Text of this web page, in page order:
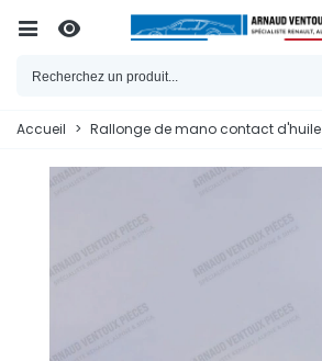
Accueil > Rallonge de mano contact d'huile